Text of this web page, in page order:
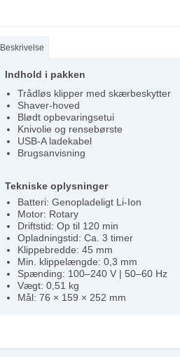
Beskrivelse
Indhold i pakken
Trådløs klipper med skærbeskytter
Shaver-hoved
Blødt opbevaringsetui
Knivolie og rensebørste
USB-A ladekabel
Brugsanvisning
Tekniske oplysninger
Batteri: Genopladeligt Li-Ion
Motor: Rotary
Driftstid: Op til 120 min
Opladningstid: Ca. 3 timer
Klippebredde: 45 mm
Min. klippelængde: 0,3 mm
Spænding: 100–240 V | 50–60 Hz
Vægt: 0,51 kg
Mål: 76 × 159 × 252 mm